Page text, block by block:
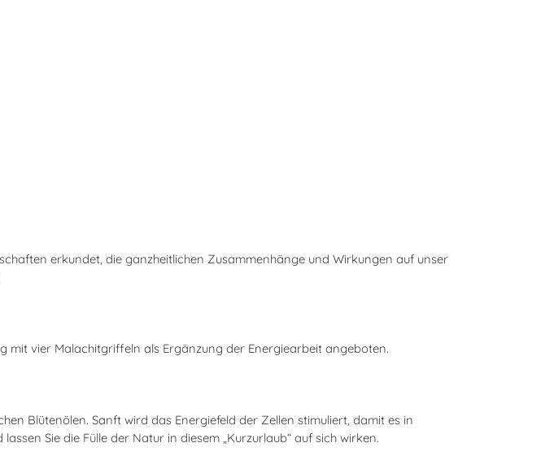
erkundet, die ganzheitlichen Zusammenhänge und Wirkungen auf unser
mit vier Malachitgriffeln als Ergänzung der Energiearbeit angeboten.
Blütenölen. Sanft wird das Energiefeld der Zellen stimuliert, damit es in
Sie die Fülle der Natur in diesem „Kurzurlaub“ auf sich wirken.